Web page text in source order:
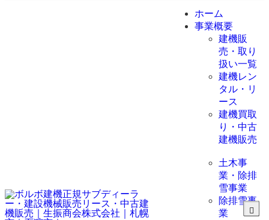
ホーム
事業概要
建機販
売・取り
扱い一覧
建機レン
タル・リ
ース
建機買取
り・中古
建機販売
定依
頼
土木事
業・除排
雪事業
除排雪事
業